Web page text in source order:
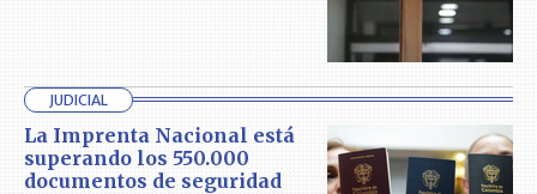
JUDICIAL
La Imprenta Nacional está
superando los 550.000
documentos de seguridad